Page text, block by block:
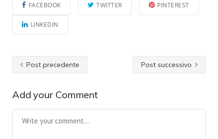
FACEBOOK TWITTER PINTEREST
LINKEDIN
Post precedente Post successivo
Add your Comment